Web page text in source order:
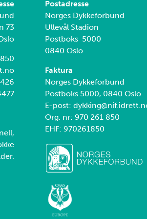
73
Postadresse
Norges Dykkeforbund
Ullevål Stadion
Postboks 5000
0840 Oslo
Faktura
Norges Dykkeforbund
Postboks 5000, 0840 Oslo
E-post:
Org. nr: 970 261 850
EHF: 970261850